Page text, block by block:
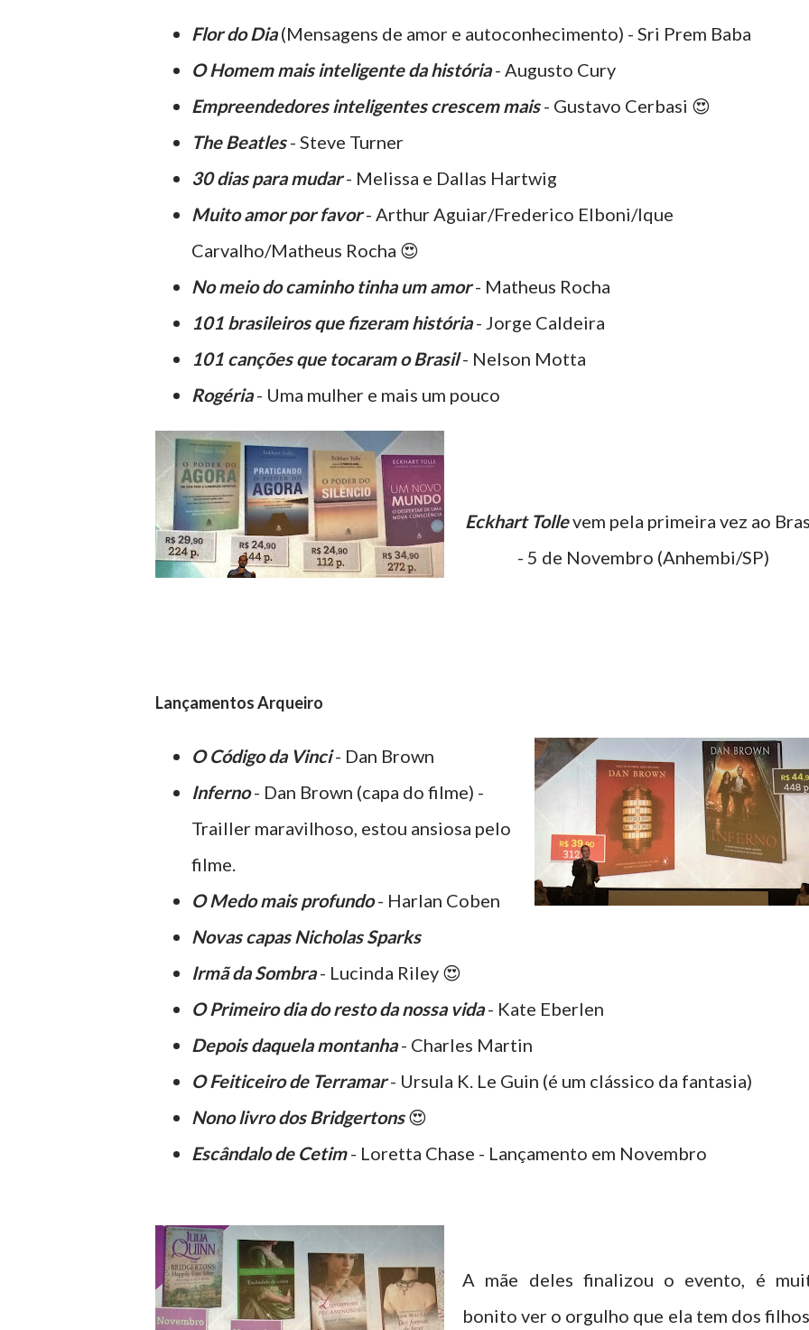
Flor do Dia(Mensagens de amor e autoconhecimento) - Sri Prem Baba
O Homem mais inteligente da história- Augusto Cury
Empreendedores inteligentes crescem mais- Gustavo Cerbasi 😍
The Beatles- Steve Turner
30 dias para mudar- Melissa e Dallas Hartwig
Muito amor por favor- Arthur Aguiar/Frederico Elboni/Ique
Carvalho/Matheus Rocha 😍
No meio do caminho tinha um amor- Matheus Rocha
101 brasileiros que fizeram história- Jorge Caldeira
101 canções que tocaram o Brasil- Nelson Motta
Rogéria- Uma mulher e mais um pouco
Eckhart Tollevem pela primeira vez ao
- 5 de Novembro (Anhembi/SP)
Lançamentos Arqueiro
O Código da Vinci- Dan Brown
Inferno- Dan Brown (capa do filme) -
Trailler maravilhoso, estou ansiosa pelo
filme.
O Medo mais profundo- Harlan Coben
Novas capas Nicholas Sparks
Irmã da Sombra- Lucinda Riley 😍
O Primeiro dia do resto da nossa vida- Kate Eberlen
Depois daquela montanha- Charles Martin
O Feiticeiro de Terramar- Ursula K. Le Guin (é um clássico da fantasia)
Nono livro dos Bridgertons😍
Escândalo de Cetim- Loretta Chase - Lançamento em Novembro
A mãe deles finalizou o evento, é
bonito ver o orgulho que ela tem dos